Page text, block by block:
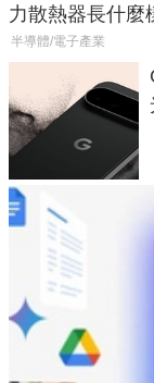
力散熱器長什麼
半導體/電子產業